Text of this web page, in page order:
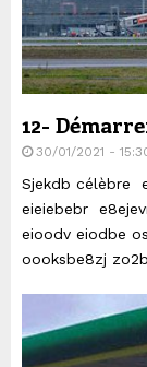
12-
30/01/2021 -
Sjekdb célèbre
eieiebebr
eioodv eiodbe
oooksbe8zj